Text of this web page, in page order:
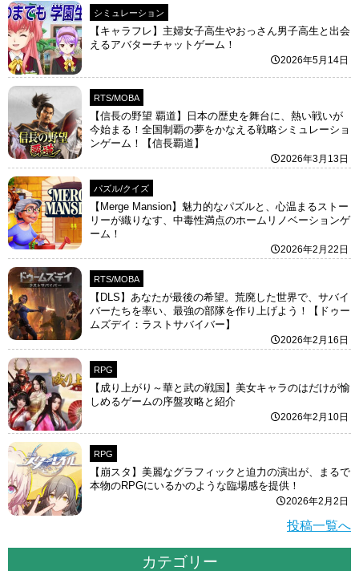
シミュレーション
【キャラフレ】主婦女子高生やおっさん男子高生と出会
えるアバターチャットゲーム！
2026年5月14日
RTS/MOBA
【信長の野望 覇道】日本の歴史を舞台に、熱い戦いが
今始まる！全国制覇の夢をかなえる戦略シミュレーショ
ンゲーム！【信長覇道】
2026年3月13日
パズル/クイズ
【Merge Mansion】魅力的なパズルと、心温まるストー
リーが織りなす、中毒性満点のホームリノベーションゲ
ーム！
2026年2月22日
RTS/MOBA
【DLS】あなたが最後の希望。荒廃した世界で、サバイ
バーたちを率い、最強の部隊を作り上げよう！【ドゥー
ムズデイ：ラストサバイバー】
2026年2月16日
RPG
【成り上がり～華と武の戦国】美女キャラのはだけが愉
しめるゲームの序盤攻略と紹介
2026年2月10日
RPG
【崩スタ】美麗なグラフィックと迫力の演出が、まるで
本物のRPGにいるかのような臨場感を提供！
2026年2月2日
投稿一覧へ
カテゴリー